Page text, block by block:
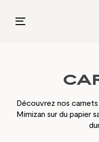
Toggle
Découvrez nos
Mimizan sur du papier